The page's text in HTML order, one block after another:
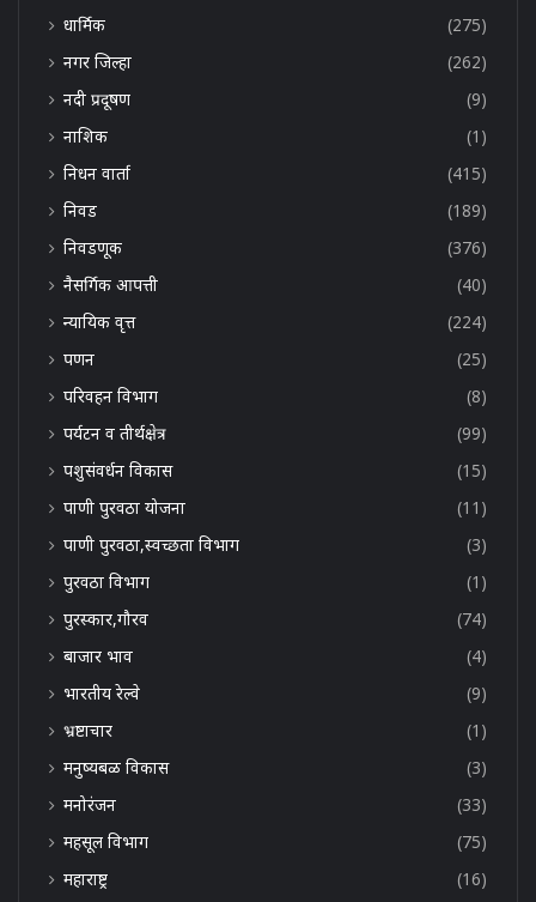
धार्मिक
(275)
नगर जिल्हा
(262)
नदी प्रदूषण
(9)
नाशिक
(1)
निधन वार्ता
(415)
निवड
(189)
निवडणूक
(376)
नैसर्गिक आपत्ती
(40)
न्यायिक वृत्त
(224)
पणन
(25)
परिवहन विभाग
(8)
पर्यटन व तीर्थक्षेत्र
(99)
पशुसंवर्धन विकास
(15)
पाणी पुरवठा योजना
(11)
पाणी पुरवठा,स्वच्छता विभाग
(3)
पुरवठा विभाग
(1)
पुरस्कार,गौरव
(74)
बाजार भाव
(4)
भारतीय रेल्वे
(9)
भ्रष्टाचार
(1)
मनुष्यबळ विकास
(3)
मनोरंजन
(33)
महसूल विभाग
(75)
महाराष्ट्र
(16)